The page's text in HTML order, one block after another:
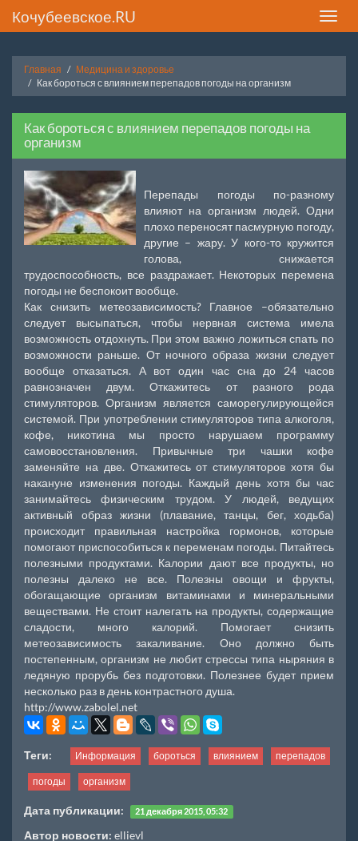
Toggle
Кочубеевское.RU
Главная
Медицина и здоровье
Как бороться с влиянием перепадов погоды на организм
Как бороться с влиянием перепадов погоды на
организм
Перепады погоды по-разному
влияют на организм людей. Одни
плохо переносят пасмурную погоду,
другие – жару. У кого-то кружится
голова, снижается
трудоспособность, все раздражает. Некоторых перемена
погоды не беспокоит вообще.
Как снизить метеозависимость? Главное –обязательно
следует высыпаться, чтобы нервная система имела
возможность отдохнуть. При этом важно ложиться спать по
возможности раньше. От ночного образа жизни следует
вообще отказаться. А вот один час сна до 24 часов
равнозначен двум. Откажитесь от разного рода
стимуляторов. Организм является саморегулирующейся
системой. При употреблении стимуляторов типа алкоголя,
кофе, никотина мы просто нарушаем программу
самовосстановления. Привычные три чашки кофе
заменяйте на две. Откажитесь от стимуляторов хотя бы
накануне изменения погоды. Каждый день хотя бы час
занимайтесь физическим трудом. У людей, ведущих
активный образ жизни (плавание, танцы, бег, ходьба)
происходит правильная настройка гормонов, которые
помогают приспособиться к переменам погоды. Питайтесь
полезными продуктами. Калории дают все продукты, но
полезны далеко не все. Полезны овощи и фрукты,
обогащающие организм витаминами и минеральными
веществами. Не стоит налегать на продукты, содержащие
сладости, много калорий. Помогает снизить
метеозависимость закаливание. Оно должно быть
постепенным, организм не любит стрессы типа ныряния в
ледяную прорубь без подготовки. Полезнее будет прием
несколько раз в день контрастного душа.
http://www.zabolel.net
Теги: Информация бороться влиянием перепадов
погоды организм
Дата публикации: 21 декабря 2015, 05:32
Автор новости: ellievl